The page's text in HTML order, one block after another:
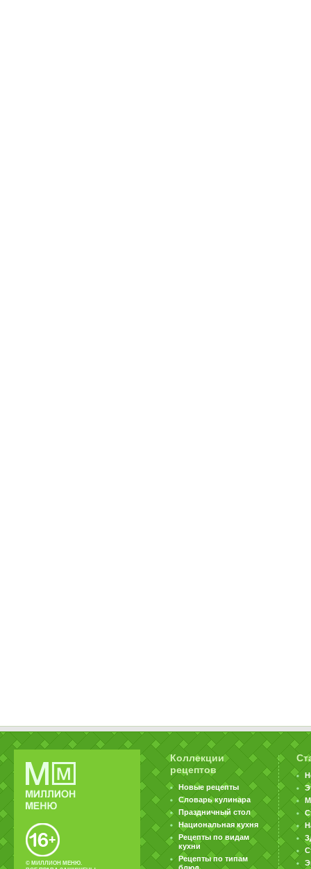
© МИЛЛИОН МЕНЮ.
Коллекции
рецептов
Новые рецепты
Словарь кулинара
Праздничный стол
Национальная кухня
Рецепты по видам
кухни
Рецепты по типам